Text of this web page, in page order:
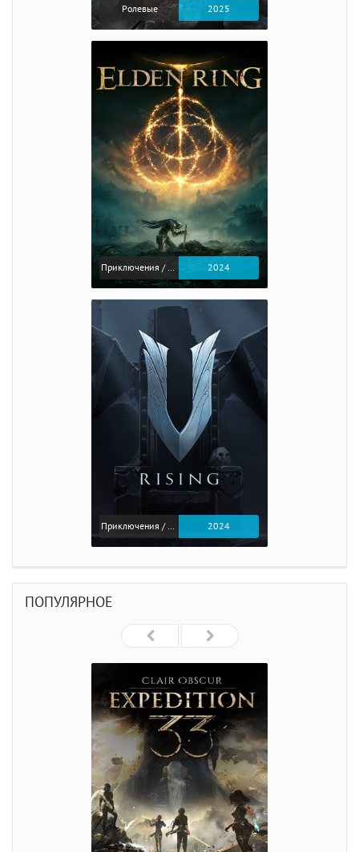
Ролевые 2025
Приключения / Экшен / Ролевые 2024
Приключения / Экшен 2024
ПОПУЛЯРНОЕ